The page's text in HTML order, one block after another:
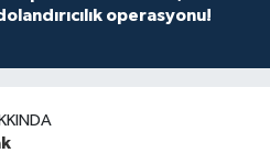
operasyonu!